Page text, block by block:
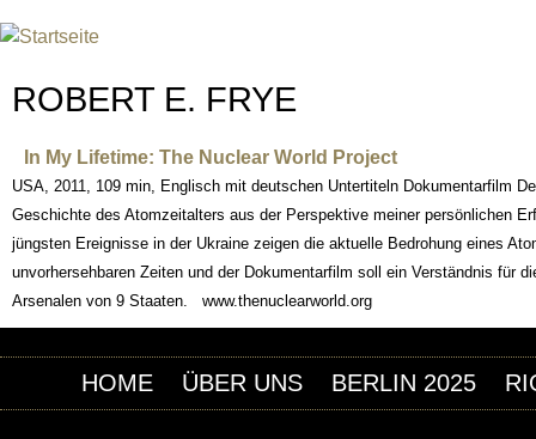
ROBERT E. FRYE
In My Lifetime: The Nuclear World Project
USA, 2011, 109 min, Englisch mit deutschen Untertiteln Dokumentarfilm
Geschichte des Atomzeitalters aus der Perspektive meiner persönlichen
jüngsten Ereignisse in der Ukraine zeigen die aktuelle Bedrohung eines
unvorhersehbaren Zeiten und der Dokumentarfilm soll ein Verständnis für
Arsenalen von 9 Staaten. www.thenuclearworld.org
HOME ÜBER UNS BERLIN 2025